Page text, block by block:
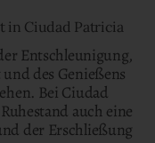
in Ciudad Patricia
Entschleunigung,
des Genießens
Bei Ciudad
auch eine
der Erschließung